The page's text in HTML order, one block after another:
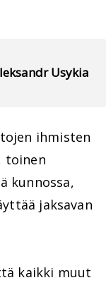
Usykia
ihmisten
toinen
kunnossa,
jaksavan
kaikki muut